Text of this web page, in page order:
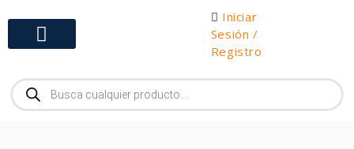
Iniciar
Sesión /
Registro